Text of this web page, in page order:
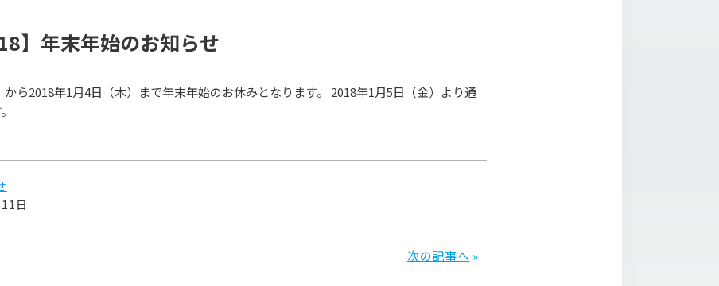
】年末年始のお知らせ
から2018年1月4日（木）まで年末年始のお休みとなります。 2018年1月5日（金）より通
日
次の記事へ »